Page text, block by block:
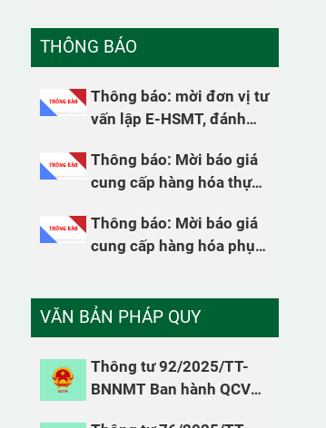
nghiên cứu và người lao động
của Trạm Quan trắc và Phân tích
học tập Hội nghị toàn quốc
quán triệt Nghị quyết 79 và 80
thời kỳ, truyền thống tốt đẹp
của Trạm Quan trắc và Phân tích
môi trường lao động
THÔNG BÁO
Thông báo: mời đơn vị tư
vấn lập E-HSMT, đánh
HSMT, thẩm định kết quả
lựa chon nhà thầu
Thông báo: Mời báo giá
cung cấp hàng hóa thực
Thông báo: Mời báo giá
cung cấp hàng hóa phục
VĂN BẢN PHÁP QUY
Thông tư 92/2025/TT-
BNNMT Ban hành QCVN